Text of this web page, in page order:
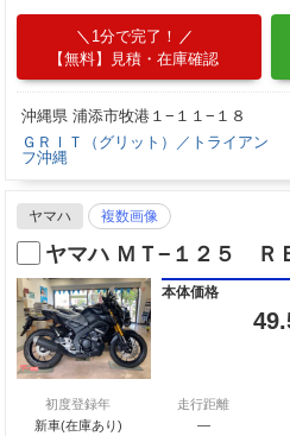
1分で完了！
【無料】見積・在庫確認
沖縄県 浦添市牧港１−１１−１８
ＧＲＩＴ（グリット）／トライアン
フ沖縄
ヤマハ 複数画像
ヤマハ ＭＴ−１２５ Ｒ
本体価格
初度登録年
新車(在庫あり)
走行距離
―